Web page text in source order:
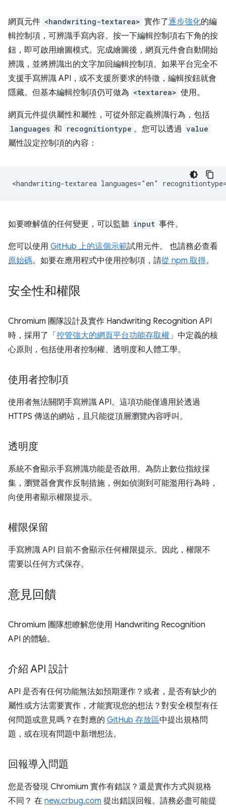
網頁元件 <handwriting-textarea> 實作了逐步強化的編
輯控制項，可辨識手寫內容。按一下編輯控制項右下角的按
鈕，即可啟用繪圖模式。完成繪圖後，網頁元件會自動開始
辨識，並將辨識出的文字加回編輯控制項。如果平台完全不
支援手寫辨識 API，或不支援所要求的特徵，編輯按鈕就會
隱藏。但基本編輯控制項仍可做為 <textarea> 使用。
網頁元件提供屬性和屬性，可從外部定義辨識行為，包括
languages 和 recognitiontype 。您可以透過 value
屬性設定控制項的內容：
如要瞭解值的任何變更，可以監聽 input 事件。
您可以使用 GitHub 上的這個示範試用元件。 也請務必查看
原始碼。如要在應用程式中使用控制項，請從 npm 取得。
安全性和權限
Chromium 團隊設計及實作 Handwriting Recognition API
時，採用了「控管強大的網頁平台功能存取權 」中定義的核
心原則，包括使用者控制權、透明度和人體工學。
使用者控制項
使用者無法關閉手寫辨識 API。這項功能僅適用於透過
HTTPS 傳送的網站，且只能從頂層瀏覽內容呼叫。
透明度
系統不會顯示手寫辨識功能是否啟用。為防止數位指紋採
集，瀏覽器會實作反制措施，例如偵測到可能濫用行為時，
向使用者顯示權限提示。
權限保留
手寫辨識 API 目前不會顯示任何權限提示。因此，權限不
需要以任何方式保存。
意見回饋
Chromium 團隊想瞭解您使用 Handwriting Recognition
API 的體驗。
介紹 API 設計
API 是否有任何功能無法如預期運作？或者，是否有缺少的
屬性或方法需要實作，才能實現您的想法？對安全模型有任
何問題或意見嗎？在對應的 GitHub 存放區中提出規格問
題，或在現有問題中新增想法。
回報導入問題
您是否發現 Chromium 實作有錯誤？還是實作方式與規格
不同？ 在 new.crbug.com 提出錯誤回報。請務必盡可能提